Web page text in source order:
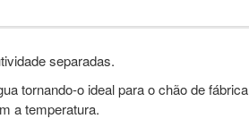
separadas.
tornando-o ideal para o chão de
a temperatura.